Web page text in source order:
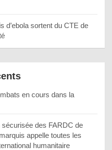
d’ebola sortent du CTE de
en cours dans la
sécurisée des FARDC de
appelle toutes les
humanitaire